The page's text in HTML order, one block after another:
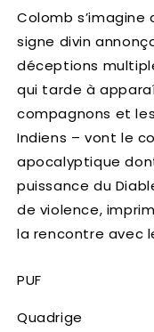
Colomb
signe divin
déceptions
qui tarde à
compagnons et
Indiens – vont le
apocalyptique
puissance du
de violence,
la rencontre avec
PUF
Quadrige